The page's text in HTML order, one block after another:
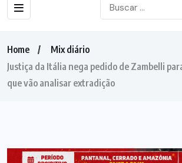
Home
Mix diário
Justiça da Itália nega pedido de Zambelli
que vão analisar extradição